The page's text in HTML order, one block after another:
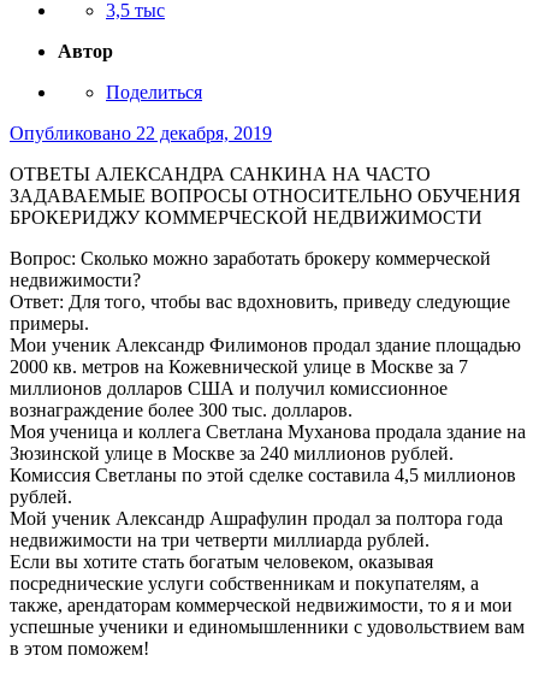
3,5 тыс
Автор
Поделиться
Опубликовано 22 декабря, 2019
ОТВЕТЫ АЛЕКСАНДРА САНКИНА НА ЧАСТО
ЗАДАВАЕМЫЕ ВОПРОСЫ ОТНОСИТЕЛЬНО ОБУЧЕНИЯ
БРОКЕРИДЖУ КОММЕРЧЕСКОЙ НЕДВИЖИМОСТИ
Вопрос: Сколько можно заработать брокеру коммерческой
недвижимости?
Ответ: Для того, чтобы вас вдохновить, приведу следующие
примеры.
Мои ученик Александр Филимонов продал здание площадью
2000 кв. метров на Кожевнической улице в Москве за 7
миллионов долларов США и получил комиссионное
вознаграждение более 300 тыс. долларов.
Моя ученица и коллега Светлана Муханова продала здание на
Зюзинской улице в Москве за 240 миллионов рублей.
Комиссия Светланы по этой сделке составила 4,5 миллионов
рублей.
Мой ученик Александр Ашрафулин продал за полтора года
недвижимости на три четверти миллиарда рублей.
Если вы хотите стать богатым человеком, оказывая
посреднические услуги собственникам и покупателям, а
также, арендаторам коммерческой недвижимости, то я и мои
успешные ученики и единомышленники с удовольствием вам
в этом поможем!